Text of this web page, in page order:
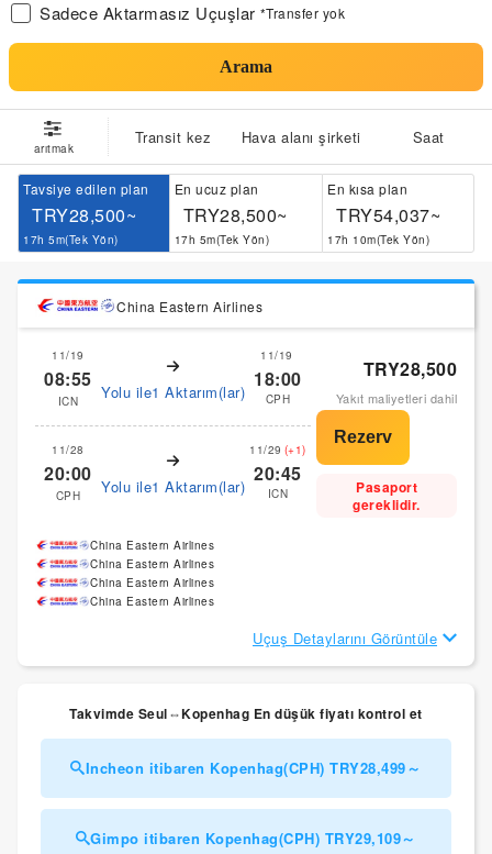
Sadece Aktarmasız Uçuşlar *Transfer yok
Arama
arıtmak
Transit kez Hava alanı şirketi Saat
Tavsiye edilen plan
TRY28,500~
17h 5m(Tek Yön)
En ucuz plan
TRY28,500~
17h 5m(Tek Yön)
En kısa plan
TRY54,037~
17h 10m(Tek Yön)
China Eastern Airlines
11/19
08:55
ICN Yolu ile1 Aktarım(lar)
11/19
18:00
CPH
11/28
20:00
CPH Yolu ile1 Aktarım(lar)
11/29 (+1)
20:45
ICN
TRY28,500
Yakıt maliyetleri dahil
Pasaport
gereklidir.
China Eastern Airlines
China Eastern Airlines
China Eastern Airlines
China Eastern Airlines
Uçuş Detaylarını Görüntüle
Takvimde Seul⇔Kopenhag En düşük fiyatı kontrol et
Incheon itibaren Kopenhag(CPH) TRY28,499～
Gimpo itibaren Kopenhag(CPH) TRY29,109～